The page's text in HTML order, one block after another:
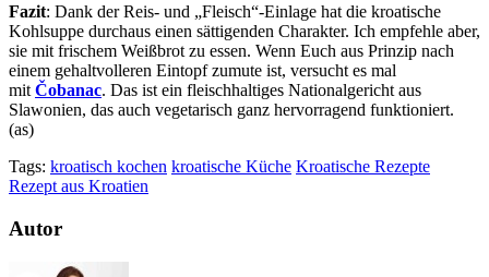
Fazit: Dank der Reis- und „Fleisch“-Einlage hat die kroatische
Kohlsuppe durchaus einen sättigenden Charakter. Ich empfehle aber,
sie mit frischem Weißbrot zu essen. Wenn Euch aus Prinzip nach
einem gehaltvolleren Eintopf zumute ist, versucht es mal
mit Čobanac. Das ist ein fleischhaltiges Nationalgericht aus
Slawonien, das auch vegetarisch ganz hervorragend funktioniert.
(as)
Tags: kroatisch kochen kroatische Küche Kroatische Rezepte
Rezept aus Kroatien
Autor